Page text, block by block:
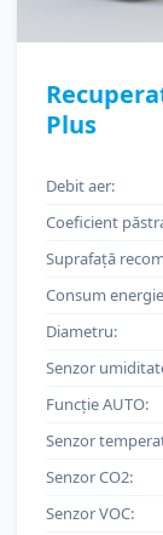
Plus
Debit aer:
Coeficient
Suprafață
Consum
Diametru:
Senzor
Funcție AUTO:
Senzor
Senzor CO2:
Senzor VOC: